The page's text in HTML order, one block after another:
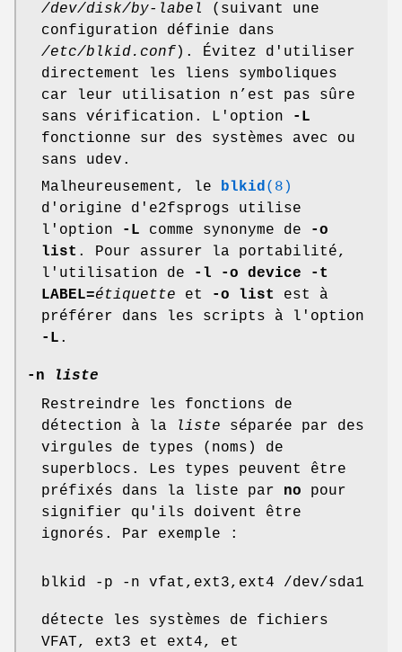
/dev/disk/by-label
(suivant une
configuration définie dans
/etc/blkid.conf ). Évitez d'utiliser
directement les liens symboliques
car leur utilisation n’est pas sûre
sans vérification. L'option
-L
fonctionne sur des systèmes avec ou
sans udev.
Malheureusement, le blkid(8)
d'origine d'e2fsprogs utilise
l'option
-L comme synonyme de
-o
list . Pour assurer la portabilité,
l'utilisation de
-l -o device -t
LABEL=étiquette et -o list
est à
préférer dans les scripts à l'option
-L .
-n
liste
Restreindre les fonctions de
détection à la
liste séparée par des
virgules de types (noms) de
superblocs. Les types peuvent être
préfixés dans la liste par no pour
signifier qu'ils doivent être
ignorés. Par exemple :
blkid -p -n vfat,ext3,ext4 /dev/sda1
détecte les systèmes de fichiers
VFAT, ext3 et ext4, et